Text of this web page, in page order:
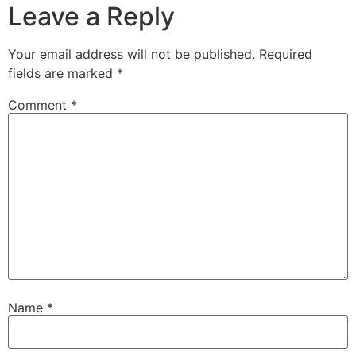
Leave a Reply
Your email address will not be published. Required
fields are marked *
Comment *
Name *